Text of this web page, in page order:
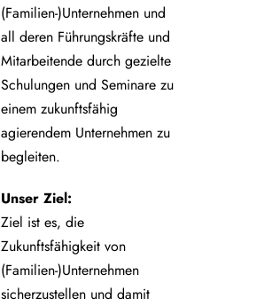
(Familien-)Unternehmen und
all deren Führungskräfte und
Mitarbeitende durch gezielte
Schulungen und Seminare zu
einem zukunftsfähig
agierendem Unternehmen zu
begleiten.
Unser Ziel:
Ziel ist es, die
Zukunftsfähigkeit von
(Familien-)Unternehmen
sicherzustellen und damit